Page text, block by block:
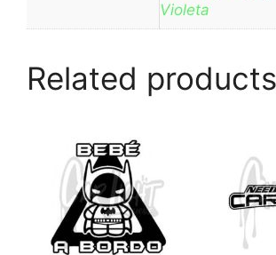
Violeta
Related products